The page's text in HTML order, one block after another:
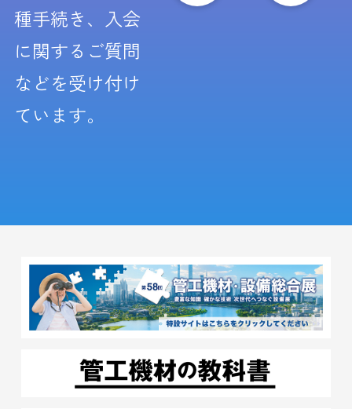
種手続き、入会
に関するご質問
などを受け付け
ています。